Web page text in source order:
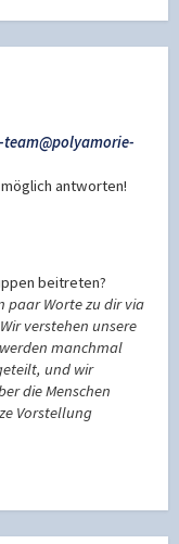
antworten!
beitreten?
paar Worte zu dir via
verstehen unsere
manchmal
und wir
die Menschen
Vorstellung